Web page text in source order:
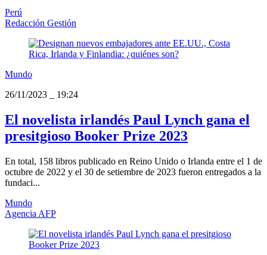
Perú
Redacción Gestión
Mundo
26/11/2023
19:24
El novelista irlandés Paul Lynch gana el
presitgioso Booker Prize 2023
En total, 158 libros publicado en Reino Unido o Irlanda entre el 1 de
octubre de 2022 y el 30 de setiembre de 2023 fueron entregados a la
fundaci...
Mundo
Agencia AFP